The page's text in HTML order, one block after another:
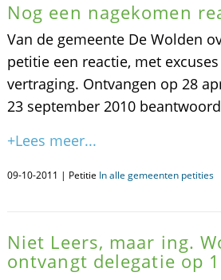
Nog een nagekomen
Van de gemeente De Wolden
petitie een reactie, met
vertraging. Ontvangen op 28
23 september 2010
+Lees meer...
09-10-2011 | Petitie In alle gemeenten petities
Niet Leers, maar ing.
ontvangt delegatie op